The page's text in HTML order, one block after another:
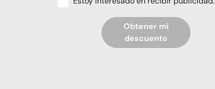
Obtener mi
descuento